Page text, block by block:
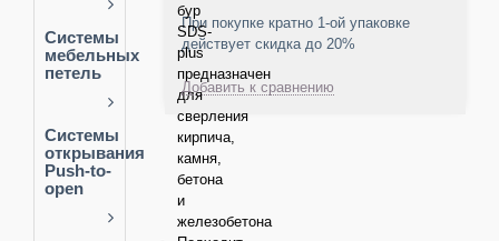
Soul
Детские
Керамика
BOYARD
GTV
Системы
мебельных
петель
Mini-
петли
Классические
Системы
открывания
Push-to-
open
При покупке кратно 1-ой упаковке
действует скидка до 20%
Добавить к сравнению
бур
SDS-
plus
предназначен
для
сверления
кирпича,
камня,
бетона
и
железобетона